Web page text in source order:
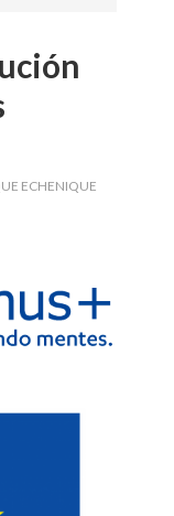
ECHENIQUE